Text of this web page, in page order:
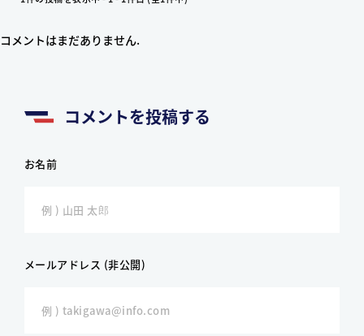
コメントはまだありません.
コメントを投稿する
お名前
メールアドレス (非公開)